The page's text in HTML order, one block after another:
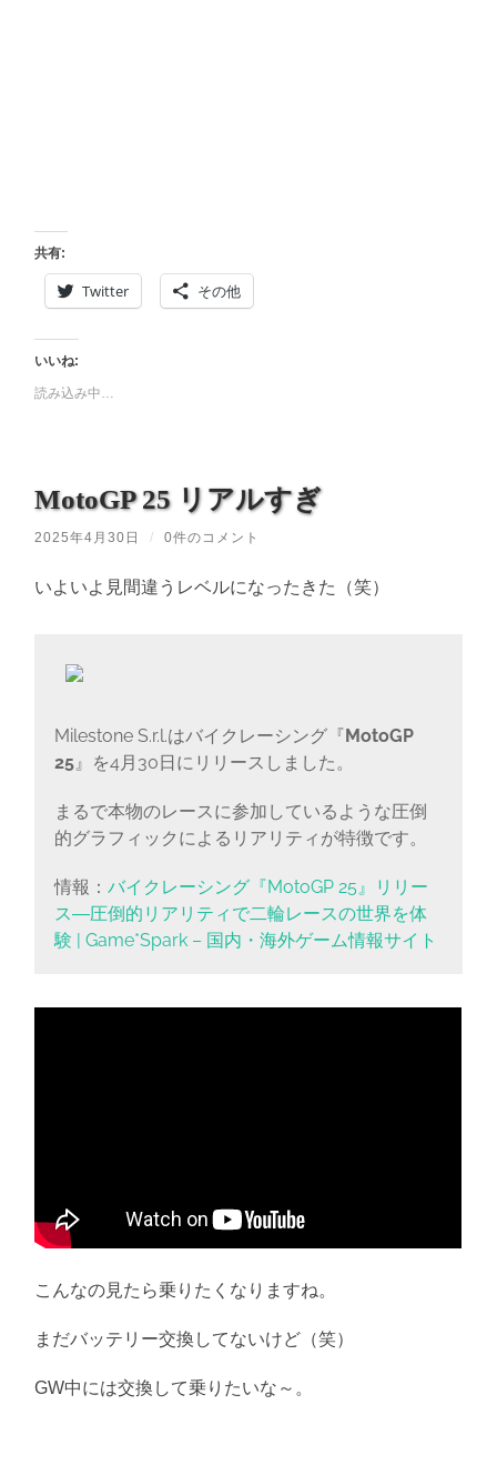
共有:
Twitter その他
いいね:
読み込み中…
MotoGP 25 リアルすぎ
2025年4月30日 / 0件のコメント
いよいよ見間違うレベルになったきた（笑）
Milestone S.r.l.はバイクレーシング『 MotoGP
25』を4月30日にリリースしました。
まるで本物のレースに参加しているような圧倒
的グラフィックによるリアリティが特徴です。
情報： バイクレーシング『MotoGP 25』リリー
ス―圧倒的リアリティで二輪レースの世界を体
験 | Game*Spark – 国内・海外ゲーム情報サイト
こんなの見たら乗りたくなりますね。
まだバッテリー交換してないけど（笑）
GW中には交換して乗りたいな～。